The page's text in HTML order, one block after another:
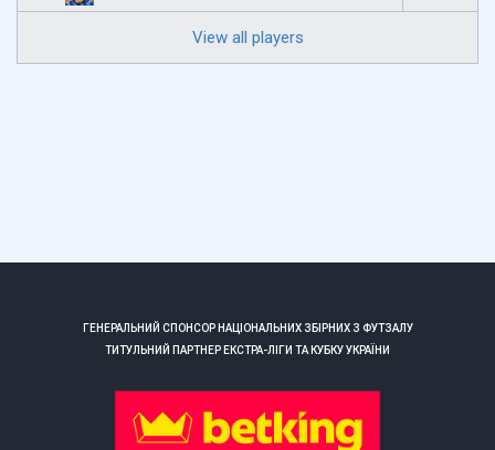
View all players
ГЕНЕРАЛЬНИЙ СПОНСОР НАЦІОНАЛЬНИХ ЗБІРНИХ З ФУТЗАЛУ
ТИТУЛЬНИЙ ПАРТНЕР ЕКСТРА-ЛІГИ ТА КУБКУ УКРАЇНИ